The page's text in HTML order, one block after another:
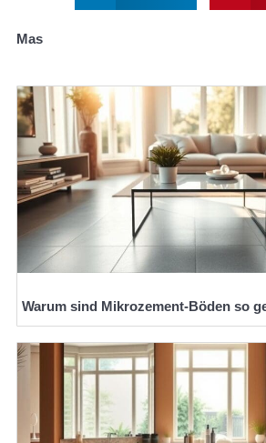
Mas
Warum sind Mikrozement-Böden so